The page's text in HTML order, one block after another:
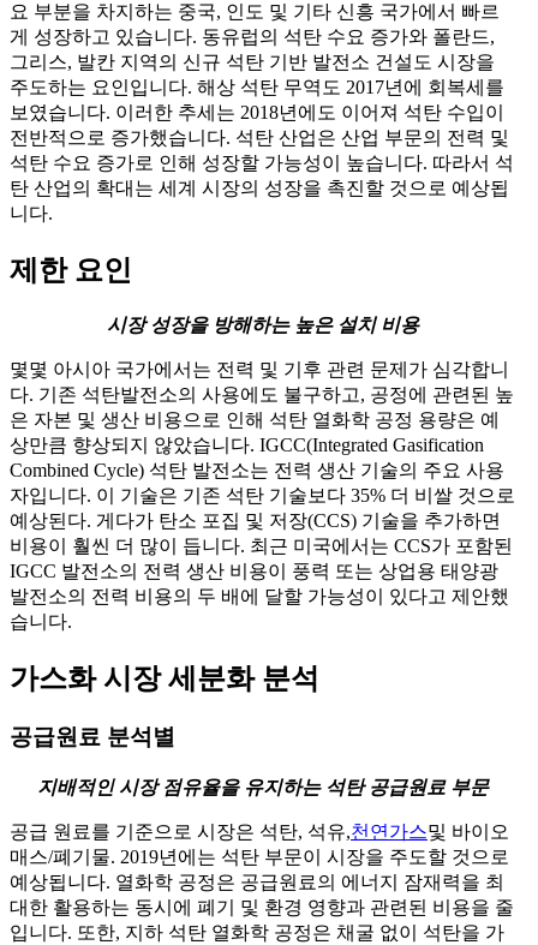
요 부분을 차지하는 중국, 인도 및 기타 신흥 국가에서 빠르
게 성장하고 있습니다. 동유럽의 석탄 수요 증가와 폴란드,
그리스, 발칸 지역의 신규 석탄 기반 발전소 건설도 시장을
주도하는 요인입니다. 해상 석탄 무역도 2017년에 회복세를
보였습니다. 이러한 추세는 2018년에도 이어져 석탄 수입이
전반적으로 증가했습니다. 석탄 산업은 산업 부문의 전력 및
석탄 수요 증가로 인해 성장할 가능성이 높습니다. 따라서 석
탄 산업의 확대는 세계 시장의 성장을 촉진할 것으로 예상됩
니다.
제한 요인
시장 성장을 방해하는 높은 설치 비용
몇몇 아시아 국가에서는 전력 및 기후 관련 문제가 심각합니
다. 기존 석탄발전소의 사용에도 불구하고, 공정에 관련된 높
은 자본 및 생산 비용으로 인해 석탄 열화학 공정 용량은 예
상만큼 향상되지 않았습니다. IGCC(Integrated Gasification
Combined Cycle) 석탄 발전소는 전력 생산 기술의 주요 사용
자입니다. 이 기술은 기존 석탄 기술보다 35% 더 비쌀 것으로
예상된다. 게다가 탄소 포집 및 저장(CCS) 기술을 추가하면
비용이 훨씬 더 많이 듭니다. 최근 미국에서는 CCS가 포함된
IGCC 발전소의 전력 생산 비용이 풍력 또는 상업용 태양광
발전소의 전력 비용의 두 배에 달할 가능성이 있다고 제안했
습니다.
가스화 시장 세분화 분석
공급원료 분석별
지배적인 시장 점유율을 유지하는 석탄 공급원료 부문
공급 원료를 기준으로 시장은 석탄, 석유,천연가스및 바이오
매스/폐기물. 2019년에는 석탄 부문이 시장을 주도할 것으로
예상됩니다. 열화학 공정은 공급원료의 에너지 잠재력을 최
대한 활용하는 동시에 폐기 및 환경 영향과 관련된 비용을 줄
입니다. 또한, 지하 석탄 열화학 공정은 채굴 없이 석탄을 가